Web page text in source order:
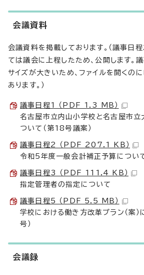
会議資料
会議資料を掲載しております。（議事日
ては議会に上程したため、公開します。
サイズが大きいため、ファイルを開くの
あります。）
議事日程1 （PDF 1.3 MB）
名古屋市立内山小学校と名古屋市立
ついて（第18号議案）
議事日程2 （PDF 207.1 KB）
令和5年度一般会計補正予算につい
議事日程3 （PDF 111.4 KB）
指定管理者の指定について
議事日程5 （PDF 5.5 MB）
学校における働き方改革プラン（案）
号）
会議録